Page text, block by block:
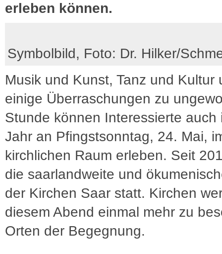
erleben können.
Symbolbild, Foto: Dr. Hilker/
Musik und Kunst, Tanz und Kultur
einige Überraschungen zu
Stunde können Interessierte auch
Jahr an Pfingstsonntag, 24. Mai,
kirchlichen Raum erleben. Seit
die saarlandweite und
der Kirchen Saar statt. Kirchen
diesem Abend einmal mehr zu
Orten der Begegnung.